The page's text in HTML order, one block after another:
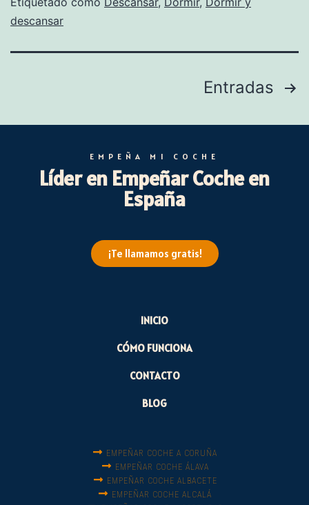
descansar
Entradas
EMPEÑA MI COCHE
Líder en Empeñar Coche en
España
¡Te llamamos gratis!
INICIO
CÓMO FUNCIONA
CONTACTO
BLOG
EMPEÑAR COCHE A CORUÑA
EMPEÑAR COCHE ÁLAVA
EMPEÑAR COCHE ALBACETE
EMPEÑAR COCHE ALCALÁ